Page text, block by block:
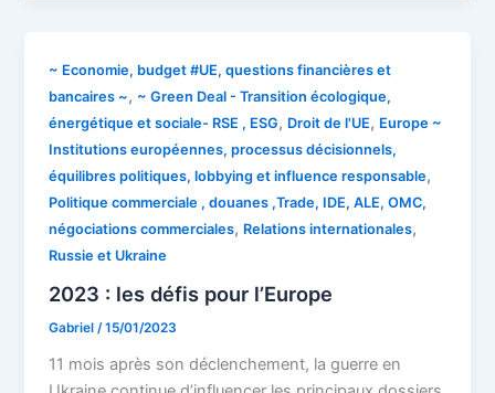
~ Economie, budget #UE, questions financières et
bancaires ~, ~ Green Deal - Transition écologique,
énergétique et sociale- RSE , ESG, Droit de l'UE, Europe ~
Institutions européennes, processus décisionnels,
équilibres politiques, lobbying et influence responsable,
Politique commerciale , douanes ,Trade, IDE, ALE, OMC,
négociations commerciales, Relations internationales,
Russie et Ukraine
2023 : les défis pour l’Europe
Gabriel /15/01/2023
11 mois après son déclenchement, la guerre en